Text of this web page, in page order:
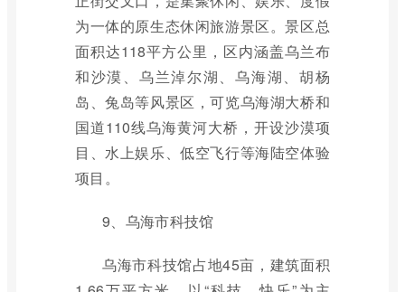
为一体的原生态休闲旅游景区。景区总
面积达118平方公里，区内涵盖乌兰布
和沙漠、乌兰淖尔湖、乌海湖、胡杨
岛、兔岛等风景区，可览乌海湖大桥和
国道110线乌海黄河大桥，开设沙漠项
目、水上娱乐、低空飞行等海陆空体验
项目。
9、乌海市科技馆
乌海市科技馆占地45亩，建筑面积